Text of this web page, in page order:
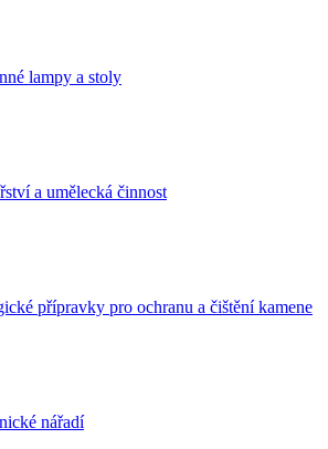
lampy a stoly
a umělecká činnost
přípravky pro ochranu a čištění kamene
nářadí